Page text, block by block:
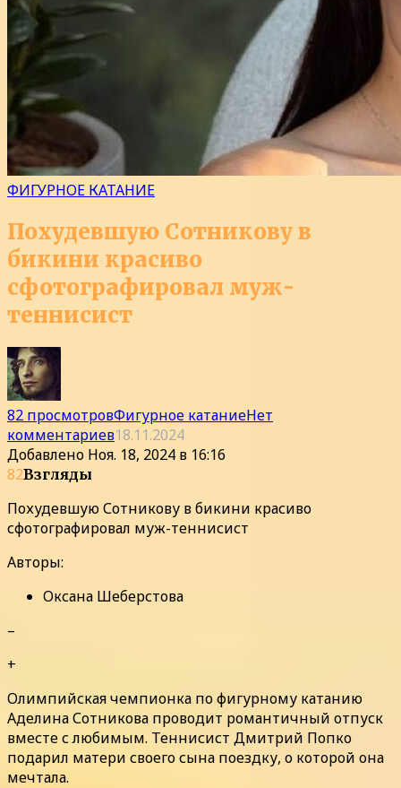
ФИГУРНОЕ КАТАНИЕ
Похудевшую Сотникову в
бикини красиво
сфотографировал муж-
теннисист
82 просмотровФигурное катаниеНет
комментариев18.11.2024
Добавлено Ноя. 18, 2024 в 16:16
82Взгляды
Похудевшую Сотникову в бикини красиво
сфотографировал муж-теннисист
Авторы:
Оксана Шеберстова
–
+
Олимпийская чемпионка по фигурному катанию
Аделина Сотникова проводит романтичный отпуск
вместе с любимым. Теннисист Дмитрий Попко
подарил матери своего сына поездку, о которой она
мечтала.